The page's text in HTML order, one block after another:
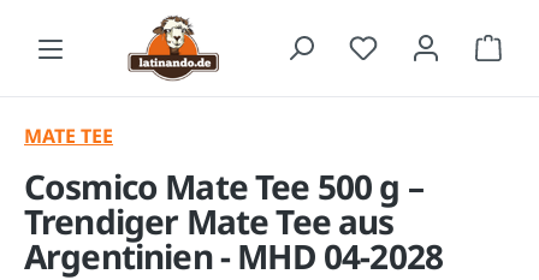
Zum Hauptinhalt springen
MATE TEE
Cosmico Mate Tee 500 g –
Trendiger Mate Tee aus
Argentinien - MHD 04-2028